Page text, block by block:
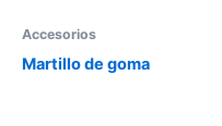
Accesorios
Martillo de goma